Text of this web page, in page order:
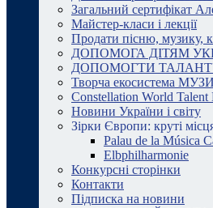
Загальний сертифікат
Майстер-класи і лекції
Продати пісню, музику,
ДОПОМОГА ДІТЯМ
ДОПОМОГТИ
Творча екосистема
Constellation World
Новини України і світу
Зірки Європи: круті
Palau de la Música
Elbphilharmonie
Конкурсні сторінки
Контакти
Підписка на новини